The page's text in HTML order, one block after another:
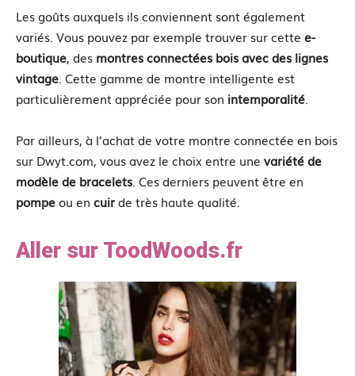
Les goûts auxquels ils conviennent sont également
variés. Vous pouvez par exemple trouver sur cette e-
boutique, des montres connectées bois avec des lignes
vintage. Cette gamme de montre intelligente est
particulièrement appréciée pour son intemporalité.
Par ailleurs, à l’achat de votre montre connectée en bois
sur Dwyt.com, vous avez le choix entre une variété de
modèle de bracelets. Ces derniers peuvent être en
pompeou en cuirde très haute qualité.
Aller sur ToodWoods.fr